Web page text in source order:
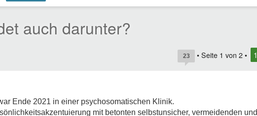
auch darunter?
23 • Seite 1 von 2 • 1
Ende 2021 in einer psychosomatischen Klinik.
mit betonten selbstunsicher, vermeidenden und